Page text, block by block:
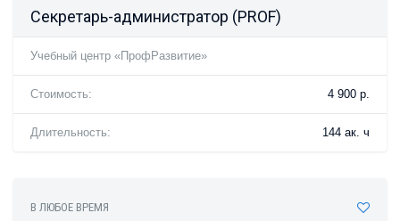
Секретарь-администратор (PROF)
Учебный центр «ПрофРазвитие»
Стоимость: 4 900 р.
Длительность: 144 ак. ч
В ЛЮБОЕ ВРЕМЯ